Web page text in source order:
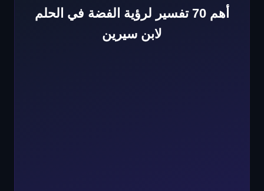
أهم 70 تفسير لرؤية الفضة في الحلم
لابن سيرين